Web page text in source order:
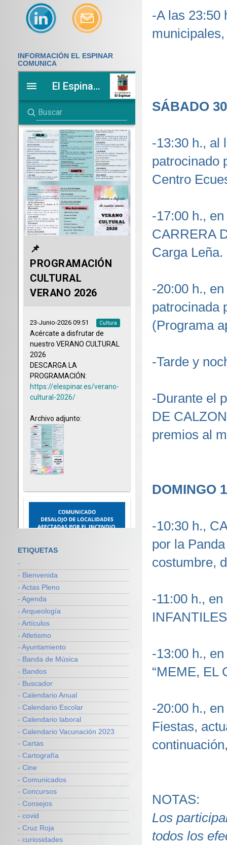
-A las 23:50
SÁBADO 30
-13:30 h., al
patrocinado
Centro
-17:00 h.,
CARRERA
Carga Leña.
-20:00 h.,
patrocinada
(Programa
-Tarde y
-Durante el
DE
premios al
DOMINGO 1
-10:30 h.,
por la
costumbre,
-11:00 h.,
-13:00 h.,
“MEME, EL
-20:00 h.,
Fiestas,
NOTAS:
Los
todos los
INFORMACIÓN EL ESPINAR
COMUNICA
ETIQUETAS
-
- Bienvenida
- Actas Pleno
- Agenda
- Arqueología
- Artículos
- Atletismo
- Ayuntamiento
- Banda de Música
- Bandos
- Buscador
- Calendario Anual
- Calendario Escolar
- Calendario laboral
- Calendario Vacunación 2023
- Cartas
- Cartografía
- Cine
- Comunicados
- Concursos
- Consejos
- covid
- Cruz Roja
- curiosidades